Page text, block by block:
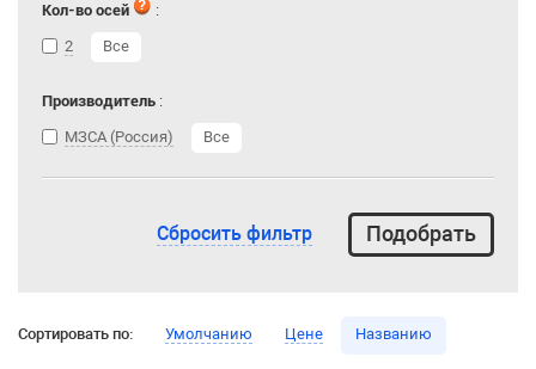
Кол-во осей
:
2
Все
Производитель :
МЗСА (Россия)
Все
Сбросить фильтр
Сортировать по: Умолчанию Цене Названию